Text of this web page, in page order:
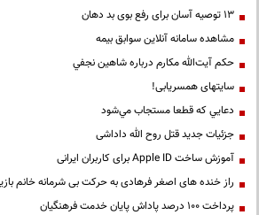
13 توصیه آسان برای رفع بوی بد دهان
مشاهده سامانه آنلاين سوابق بیمه
حكم آيت‌الله مكارم درباره شاهين نجفي
سایتهای همسریابی!
دعايي كه قطعا مستجاب مي‌شود
جزئیات جدید قتل روح الله داداشی
آموزش ساخت Apple ID برای کاربران ایرانی
راز خنده های اصغر فرهادی به حرکت بی شرمانه خانم
پرداخت ۱۰۰ درصد پاداش پایان خدمت فرهنگیان